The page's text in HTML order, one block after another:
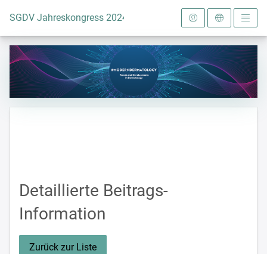
Zur Startseite
SGDV Jahreskongress 2024
Detaillierte Beitrags-
Information
Zurück zur Liste